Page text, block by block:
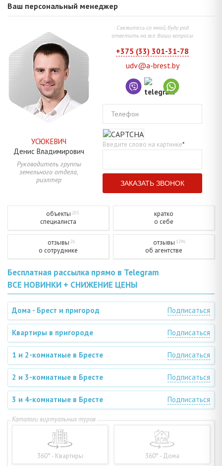
Ваш персональный менеджер
УСЮКЕВИЧ
Денис Владимирович
Руководитель группы
земельного отдела,
риэлтер
Свяжитесь со мной, буду рад
ответить на все Ваши вопросы
+375 (33) 301-31-78
udv@a-brest.by
Телефон
Введите слово на картинке*
объекты 205
специалиста
кратко
о себе
отзывы 26
о сотруднике
отзывы 1296
об агентстве
Бесплатная рассылка прямо в Telegram
ВСЕ НОВИНКИ + СНИЖЕНИЕ ЦЕНЫ
Дома - Брест и пригород Подписаться
Квартиры в пригороде Подписаться
1 и 2-комнатные в Бресте Подписаться
2 и 3-комнатные в Бресте Подписаться
3 и 4-комнатные в Бресте Подписаться
360° - Квартиры 360° - Дома